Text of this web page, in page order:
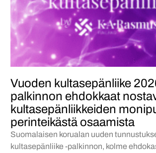
Vuoden kultasepänliike
palkinnon ehdokkaat
kultasepänliikkeiden
perinteikästä osaamista
Suomalaisen korualan uuden
kultasepänliike -palkinnon, kolme